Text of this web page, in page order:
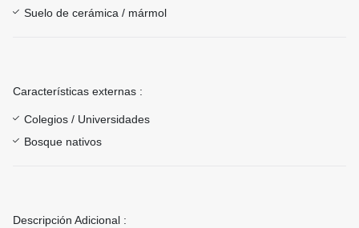
Suelo de cerámica / mármol
Características externas :
Colegios / Universidades
Bosque nativos
Descripción Adicional :